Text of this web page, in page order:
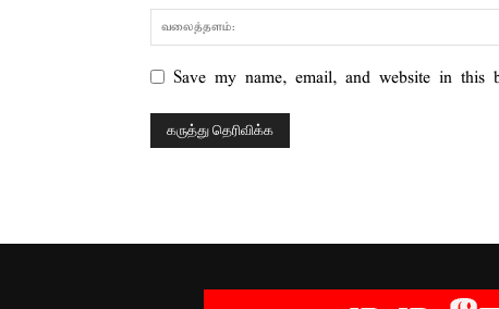
Save my name, email, and website in this